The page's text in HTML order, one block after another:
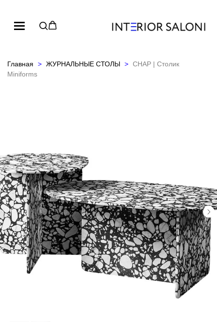
Главная ЖУРНАЛЬНЫЕ СТОЛЫ
CHAP | Столик
Miniforms